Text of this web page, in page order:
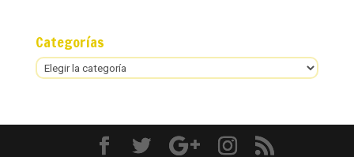
Categorías
Categorías